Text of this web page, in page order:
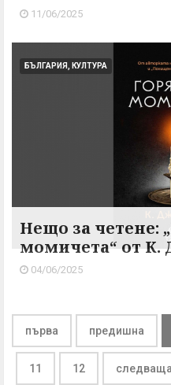
11/06/2025
БЪЛГАРИЯ, КУЛТУРА
Нещо за четене:
момичета“ от К.
04/06/2025
първа предишна
11 12 следваща